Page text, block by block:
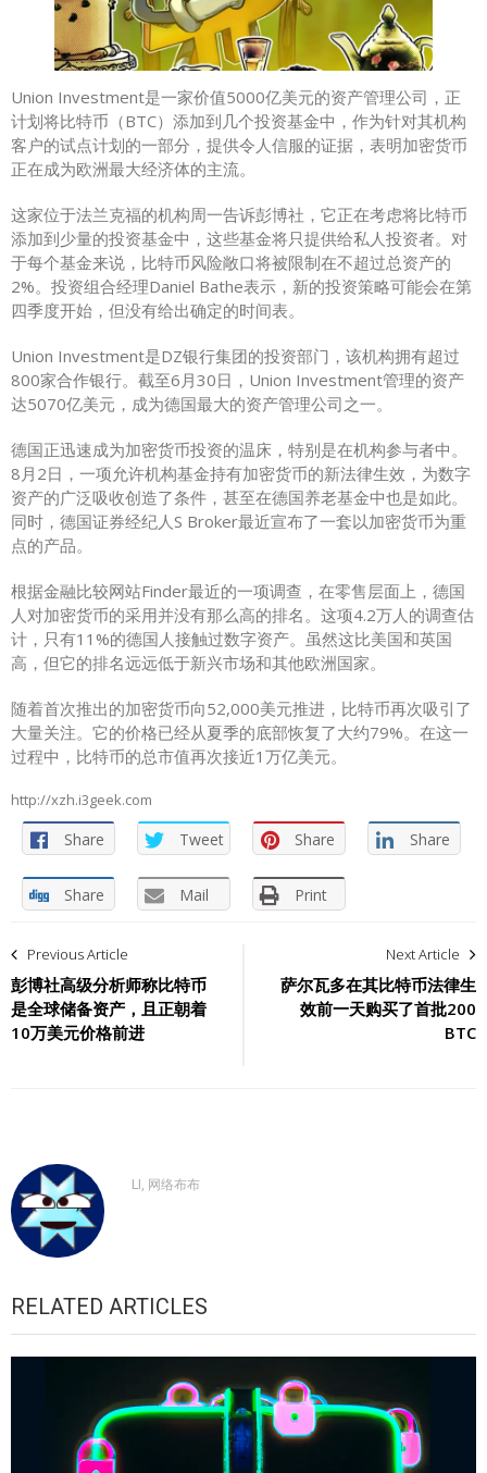
Union Investment是一家价值5000亿美元的资产管理公司，正
计划将比特币（BTC）添加到几个投资基金中，作为针对其机构
客户的试点计划的一部分，提供令人信服的证据，表明加密货币
正在成为欧洲最大经济体的主流。
这家位于法兰克福的机构周一告诉彭博社，它正在考虑将比特币
添加到少量的投资基金中，这些基金将只提供给私人投资者。对
于每个基金来说，比特币风险敞口将被限制在不超过总资产的
2%。投资组合经理Daniel Bathe表示，新的投资策略可能会在第
四季度开始，但没有给出确定的时间表。
Union Investment是DZ银行集团的投资部门，该机构拥有超过
800家合作银行。截至6月30日，Union Investment管理的资产
达5070亿美元，成为德国最大的资产管理公司之一。
德国正迅速成为加密货币投资的温床，特别是在机构参与者中。
8月2日，一项允许机构基金持有加密货币的新法律生效，为数字
资产的广泛吸收创造了条件，甚至在德国养老基金中也是如此。
同时，德国证券经纪人S Broker最近宣布了一套以加密货币为重
点的产品。
根据金融比较网站Finder最近的一项调查，在零售层面上，德国
人对加密货币的采用并没有那么高的排名。这项4.2万人的调查估
计，只有11%的德国人接触过数字资产。虽然这比美国和英国
高，但它的排名远远低于新兴市场和其他欧洲国家。
随着首次推出的加密货币向52,000美元推进，比特币再次吸引了
大量关注。它的价格已经从夏季的底部恢复了大约79%。在这一
过程中，比特币的总市值再次接近1万亿美元。
http://xzh.i3geek.com
Share Tweet Share Share
Share Mail Print
章
导
Previous Article
彭博社高级分析师称比特币
是全球储备资产，且正朝着
10万美元价格前进
Next Article
萨尔瓦多在其比特币法律生
效前一天购买了首批200
BTC
LI, 网络布布
RELATED ARTICLES